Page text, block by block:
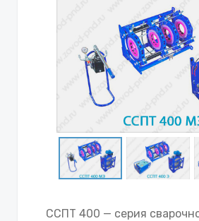
ССПТ 400 — серия